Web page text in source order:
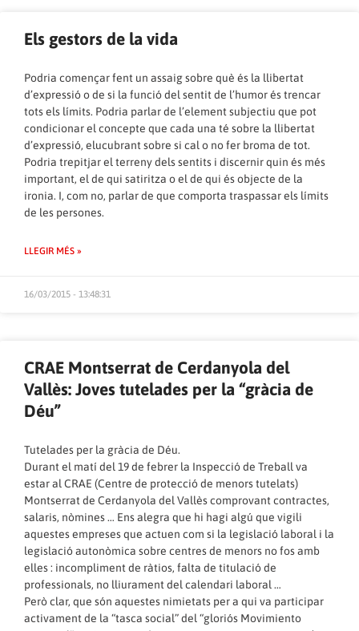
Els gestors de la vida
Podria començar fent un assaig sobre què és la llibertat
d’expressió o de si la funció del sentit de l’humor és trencar
tots els límits. Podria parlar de l’element subjectiu que pot
condicionar el concepte que cada una té sobre la llibertat
d’expressió, elucubrant sobre si cal o no fer broma de tot.
Podria trepitjar el terreny dels sentits i discernir quin és més
important, el de qui satiritza o el de qui és objecte de la
ironia. I, com no, parlar de que comporta traspassar els límits
de les persones.
LLEGIR MÉS »
16/03/2015 - 13:48:31
CRAE Montserrat de Cerdanyola del
Vallès: Joves tutelades per la “gràcia de
Déu”
Tutelades per la gràcia de Déu.
Durant el matí del 19 de febrer la Inspecció de Treball va
estar al CRAE (Centre de protecció de menors tutelats)
Montserrat de Cerdanyola del Vallès comprovant contractes,
salaris, nòmines … Ens alegra que hi hagi algú que vigili
aquestes empreses que actuen com si la legislació laboral i la
legislació autonòmica sobre centres de menors no fos amb
elles : incompliment de ràtios, falta de titulació de
professionals, no lliurament del calendari laboral …
Però clar, que són aquestes nimietats per a qui va participar
activament de la “tasca social” del “gloriós Movimiento